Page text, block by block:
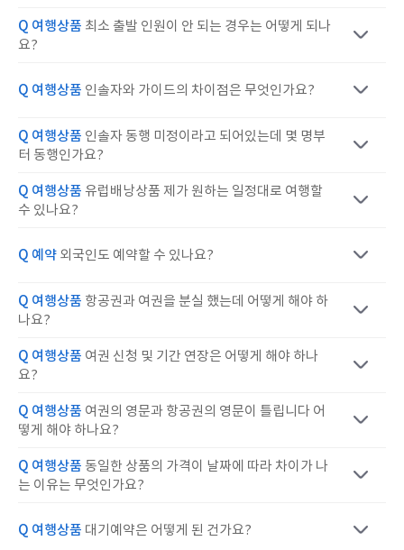
Q 여행상품 최소 출발 인원이 안 되는 경우는 어떻게 되나
요?
Q 여행상품 인솔자와 가이드의 차이점은 무엇인가요?
Q 여행상품 인솔자 동행 미정이라고 되어있는데 몇 명부
터 동행인가요?
Q 여행상품 유럽배낭상품 제가 원하는 일정대로 여행할
수 있나요?
Q 예약 외국인도 예약할 수 있나요?
Q 여행상품 항공권과 여권을 분실 했는데 어떻게 해야 하
나요?
Q 여행상품 여권 신청 및 기간 연장은 어떻게 해야 하나
요?
Q 여행상품 여권의 영문과 항공권의 영문이 틀립니다 어
떻게 해야 하나요?
Q 여행상품 동일한 상품의 가격이 날짜에 따라 차이가 나
는 이유는 무엇인가요?
Q 여행상품 대기예약은 어떻게 된 건가요?